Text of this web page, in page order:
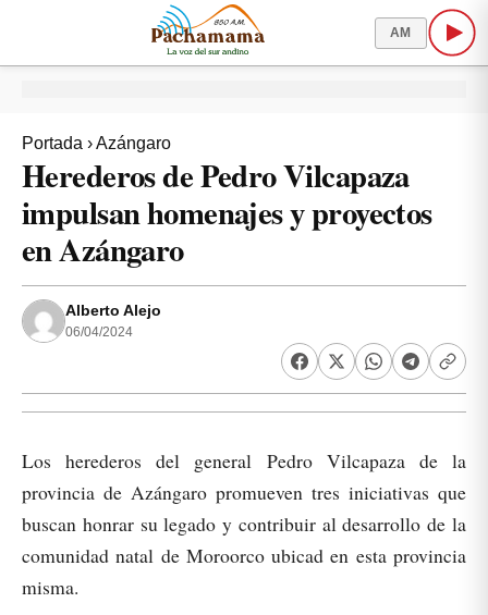
AM
Portada ›Azángaro
Herederos de Pedro Vilcapaza
impulsan homenajes y proyectos
en Azángaro
Alberto Alejo
06/04/2024
Los herederos del general Pedro Vilcapaza de la
provincia de Azángaro promueven tres iniciativas que
buscan honrar su legado y contribuir al desarrollo de la
comunidad natal de Moroorco ubicad en esta provincia
misma.